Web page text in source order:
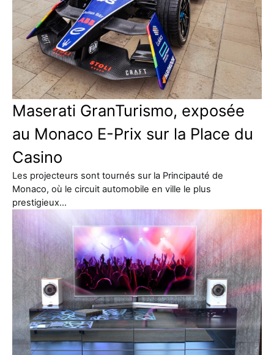
Maserati GranTurismo, exposée
au Monaco E-Prix sur la Place du
Casino
Les projecteurs sont tournés sur la Principauté de
Monaco, où le circuit automobile en ville le plus
prestigieux…